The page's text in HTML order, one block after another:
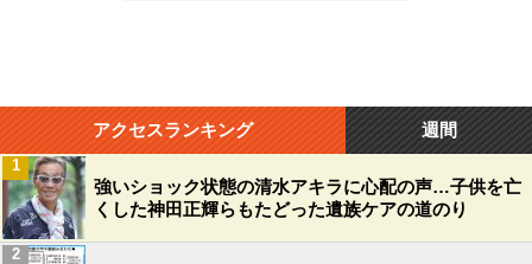
アクセスランキング 週間
強いショック状態の清水アキラに心配の声…子供を亡
くした神田正輝らもたどった遺族ケアの道のり
1
2